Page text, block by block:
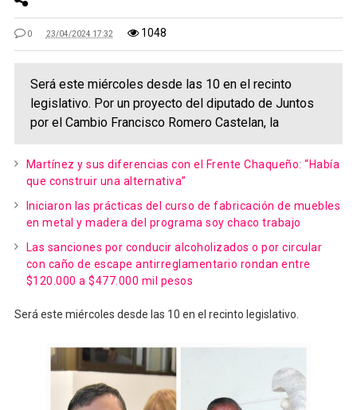
0 23/04/2024 17:32 1048
Será este miércoles desde las 10 en el recinto
legislativo. Por un proyecto del diputado de Juntos
por el Cambio Francisco Romero Castelan, la
Martínez y sus diferencias con el Frente Chaqueño: “Había
que construir una alternativa”
Iniciaron las prácticas del curso de fabricación de muebles
en metal y madera del programa soy chaco trabajo
Las sanciones por conducir alcoholizados o por circular
con caño de escape antirreglamentario rondan entre
$120.000 a $477.000 mil pesos
Será este miércoles desde las 10 en el recinto legislativo.